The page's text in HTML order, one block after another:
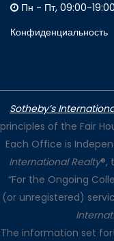
Пн - Пт, 09:00-19:00
Конфиденциальность
Sotheby’s
principles of the Fair
Each Office is
International Realty®,
“For the Ongoing
(or unregistered)
The information set